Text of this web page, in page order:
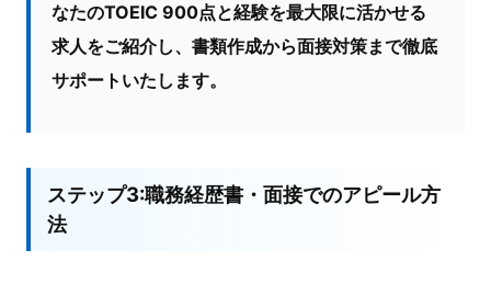
なたのTOEIC 900点と経験を最大限に活かせる
求人をご紹介し、書類作成から面接対策まで徹底
サポートいたします。
ステップ3:職務経歴書・面接でのアピール方
法